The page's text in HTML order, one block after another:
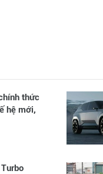
thức
hệ mới,